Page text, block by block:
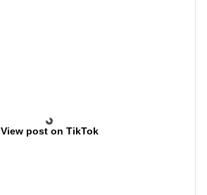
View post on TikTok